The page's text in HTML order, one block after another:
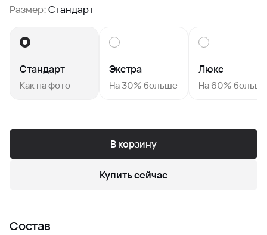
Размер:Стандарт
Стандарт
Как на фото
Экстра
На 30% больше
Люкс
На 60% больше
В корзину
Купить сейчас
Состав